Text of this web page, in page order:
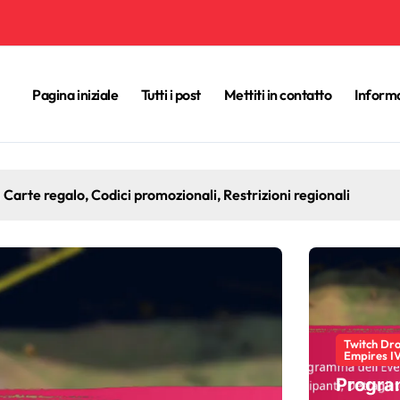
Pagina iniziale Tutti i post Mettiti in contatto
IV: eventi speciali, offerte a tempo limitato,
Twitch
Empires